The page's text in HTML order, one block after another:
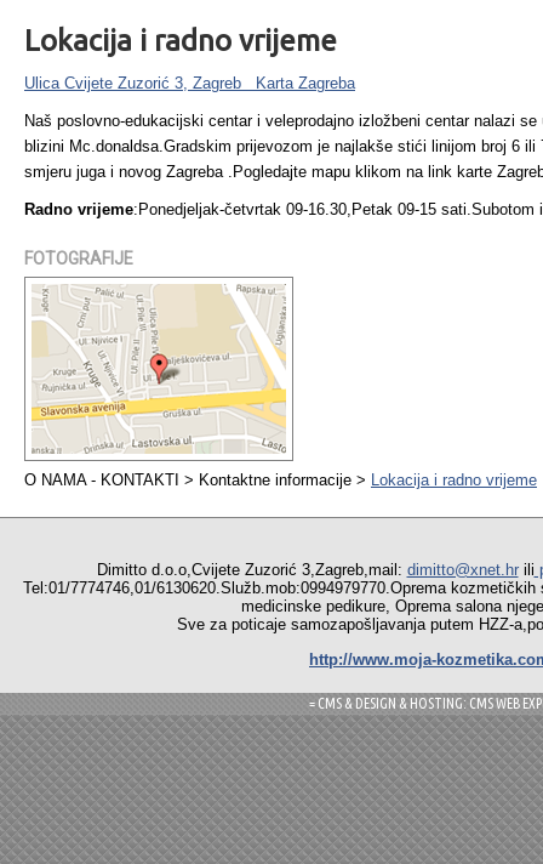
Lokacija i radno vrijeme
Ulica Cvijete Zuzorić 3, Zagreb Karta Zagreba
Naš poslovno-edukacijski centar i veleprodajno izložbeni centar nalazi
blizini Mc.donaldsa.Gradskim prijevozom je najlakše stići linijom broj 6
smjeru juga i novog Zagreba .Pogledajte mapu klikom na link karte
Radno vrijeme:Ponedjeljak-četvrtak 09-16.30,Petak 09-15 sati.Subotom
FOTOGRAFIJE
O NAMA - KONTAKTI > Kontaktne informacije > Lokacija i radno vrijeme
Dimitto d.o.o,Cvijete Zuzorić 3,Zagreb,mail: dimitto@xnet.hrili
Tel:01/7774746,01/
medicinske pedikure, Oprema salona
Sve za poticaje samozapošljavanja putem HZZ-
http://www.moja-
= CMS & DESIGN & HOSTING: CMS WEB